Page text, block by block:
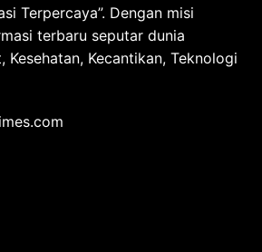
Terpercaya”. Dengan misi
terbaru seputar dunia
Kesehatan, Kecantikan, Teknologi